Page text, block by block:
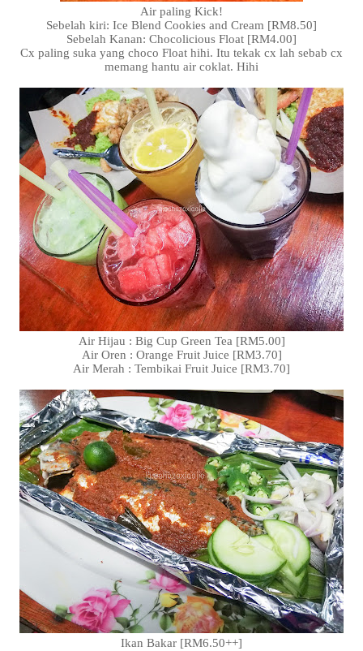
Air paling Kick!
Sebelah kiri: Ice Blend Cookies and Cream [RM8.50]
Sebelah Kanan: Chocolicious Float [RM4.00]
Cx paling suka yang choco Float hihi. Itu tekak cx lah sebab cx
memang hantu air coklat. Hihi
Air Hijau : Big Cup Green Tea [RM5.00]
Air Oren : Orange Fruit Juice [RM3.70]
Air Merah : Tembikai Fruit Juice [RM3.70]
Ikan Bakar [RM6.50++]